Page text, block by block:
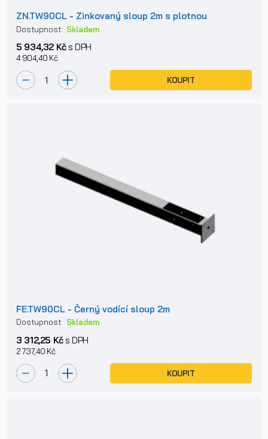
ZN.TW90CL - Zinkovaný sloup 2m s plotnou
Dostupnost: Skladem
5 934,32 Kčs DPH
4 904,40 Kč
KOUPIT
FE.TW90CL - Černý vodící sloup 2m
Dostupnost: Skladem
3 312,25 Kčs DPH
2 737,40 Kč
KOUPIT